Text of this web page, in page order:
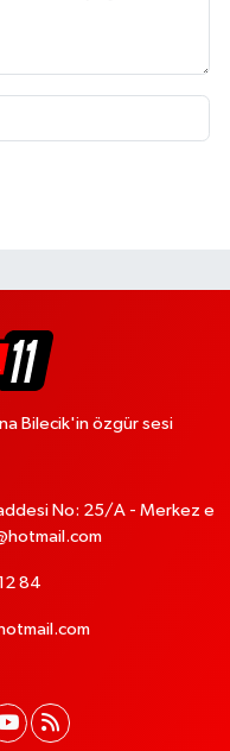
Bilecik'in özgür sesi
No: 25/A - Merkez e
84